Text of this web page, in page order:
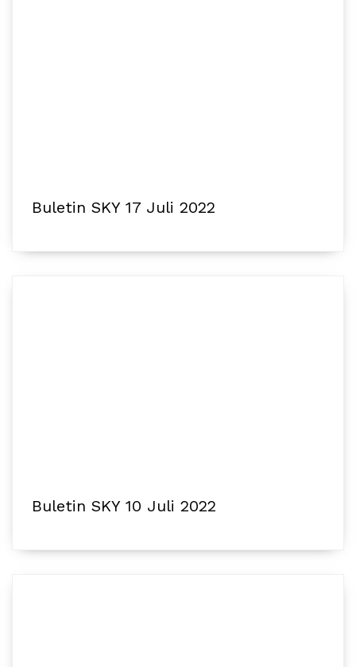
Buletin SKY 17 Juli 2022
Buletin SKY 10 Juli 2022